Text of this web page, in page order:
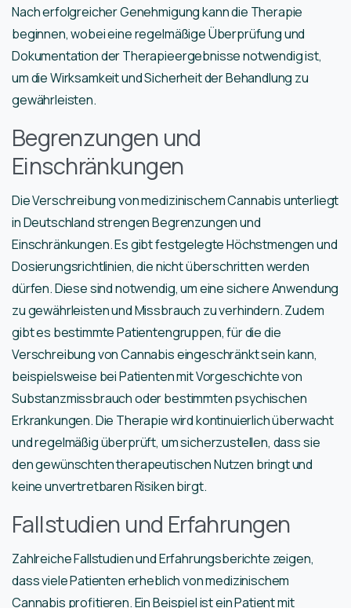
Nach erfolgreicher Genehmigung kann die Therapie
beginnen, wobei eine regelmäßige Überprüfung und
Dokumentation der Therapieergebnisse notwendig ist,
um die Wirksamkeit und Sicherheit der Behandlung zu
gewährleisten.
Begrenzungen und
Einschränkungen
Die Verschreibung von medizinischem Cannabis unterliegt
in Deutschland strengen Begrenzungen und
Einschränkungen. Es gibt festgelegte Höchstmengen und
Dosierungsrichtlinien, die nicht überschritten werden
dürfen. Diese sind notwendig, um eine sichere Anwendung
zu gewährleisten und Missbrauch zu verhindern. Zudem
gibt es bestimmte Patientengruppen, für die die
Verschreibung von Cannabis eingeschränkt sein kann,
beispielsweise bei Patienten mit Vorgeschichte von
Substanzmissbrauch oder bestimmten psychischen
Erkrankungen. Die Therapie wird kontinuierlich überwacht
und regelmäßig überprüft, um sicherzustellen, dass sie
den gewünschten therapeutischen Nutzen bringt und
keine unvertretbaren Risiken birgt.
Fallstudien und Erfahrungen
Zahlreiche Fallstudien und Erfahrungsberichte zeigen,
dass viele Patienten erheblich von medizinischem
Cannabis profitieren. Ein Beispiel ist ein Patient mit